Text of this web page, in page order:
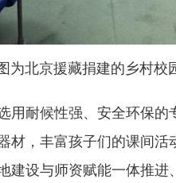
为北京援藏捐建的乡村校
耐候性强、安全环保的
材，丰富孩子们的课间
设与师资赋能一体推进